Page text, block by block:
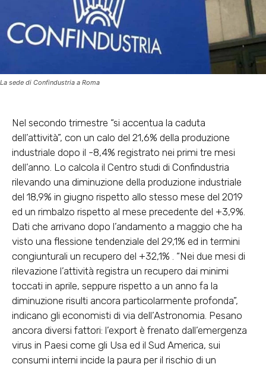
La sede di Confindustria a Roma
Nel secondo trimestre “si accentua la caduta
dell’attività”, con un calo del 21,6% della produzione
industriale dopo il -8,4% registrato nei primi tre mesi
dell’anno. Lo calcola il Centro studi di Confindustria
rilevando una diminuzione della produzione industriale
del 18,9% in giugno rispetto allo stesso mese del 2019
ed un rimbalzo rispetto al mese precedente del +3,9%.
Dati che arrivano dopo l’andamento a maggio che ha
visto una flessione tendenziale del 29,1% ed in termini
congiunturali un recupero del +32,1% . “Nei due mesi di
rilevazione l’attività registra un recupero dai minimi
toccati in aprile, seppure rispetto a un anno fa la
diminuzione risulti ancora particolarmente profonda”,
indicano gli economisti di via dell’Astronomia. Pesano
ancora diversi fattori: l’export è frenato dall’emergenza
virus in Paesi come gli Usa ed il Sud America, sui
consumi interni incide la paura per il rischio di un